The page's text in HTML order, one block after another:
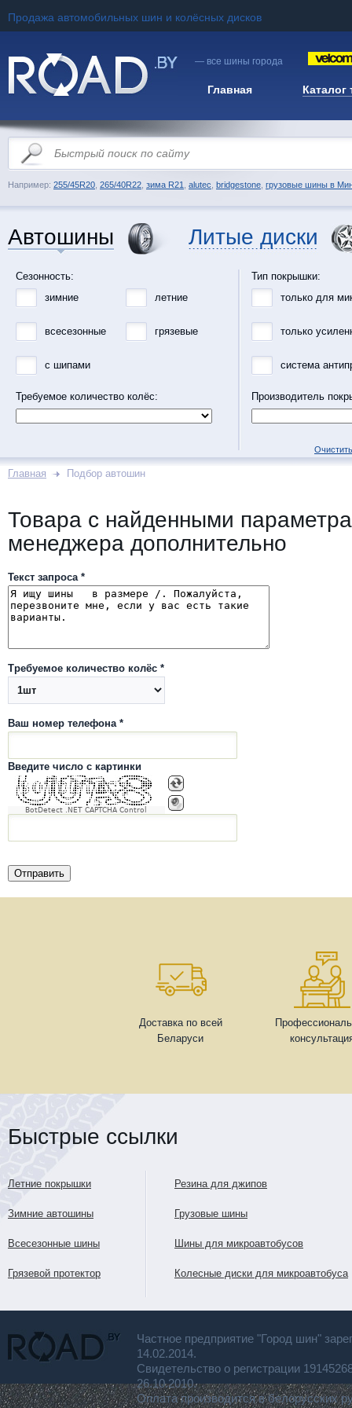
Продажа автомобильных шин и колёсных дисков
— все шины города
Главная Каталог
Например: 255/45R20 265/40R22 зима R21 alutec bridgestone грузовые шины в
Автошины Литые диски
Сезонность:
зимние
летние
всесезонные грязевые
с шипами
Требуемое количество колёс:
Тип покрышки:
только для
только
система
Производитель
Главная Подбор автошин
Товара с найденными
менеджера дополнительно
Текст запроса *
Требуемое количество колёс *
Ваш номер телефона *
Введите число с картинки
BotDetect .NET CAPTCHA Control
Доставка по всей
Беларуси
Быстрые ссылки
Летние покрышки
Зимние автошины
Всесезонные шины
Грязевой протектор
Резина для джипов
Грузовые шины
Шины для микроавтобусов
Колесные диски для микроавтобуса
Частное предприятие "Город шин"
14.02.2014.
Свидетельство о регистрации
26.10.2010.
Оплата производится в белорусских